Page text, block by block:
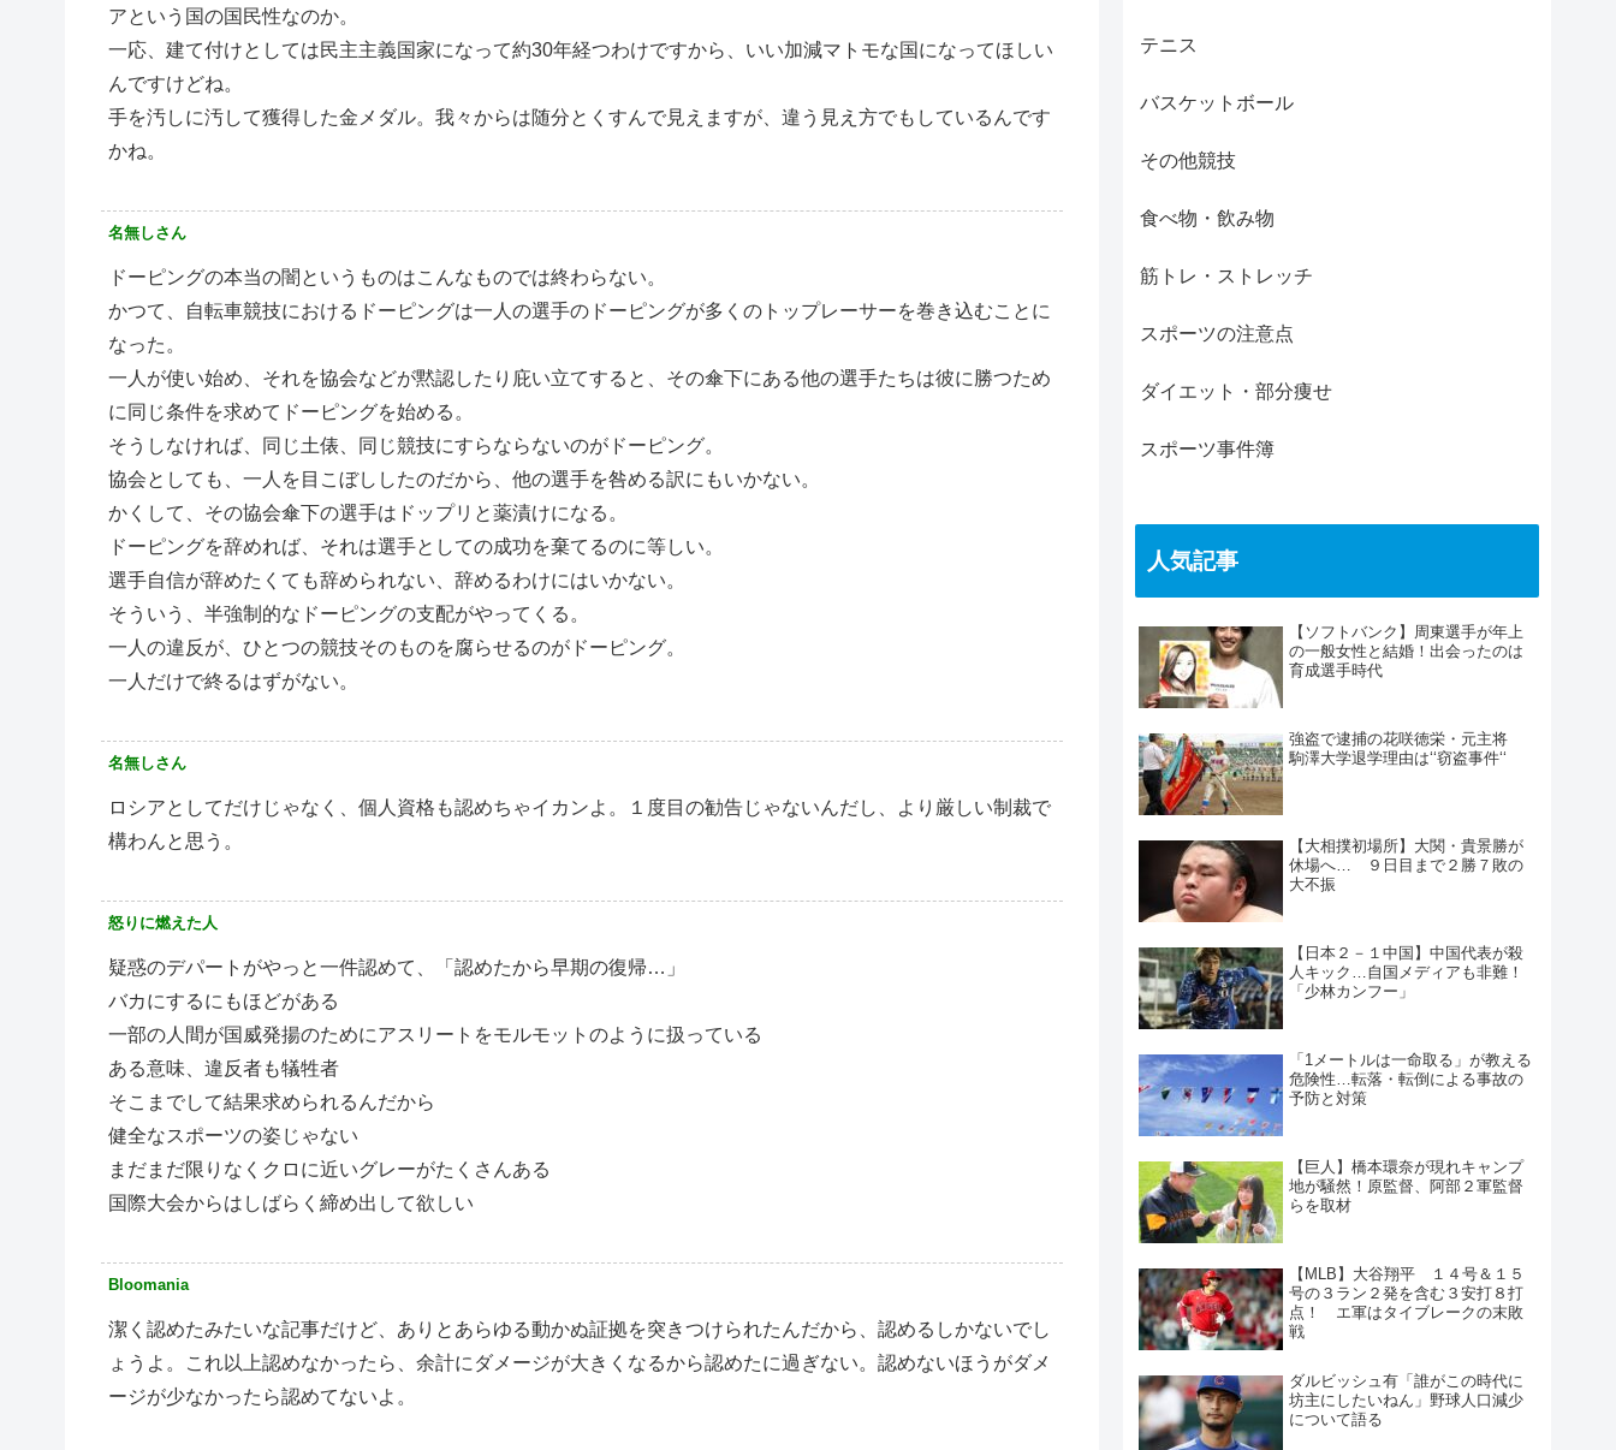
アという国の国民性なのか。
一応、建て付けとしては民主主義国家になって約30年経つわけですから、いい加減マトモな国になってほしい
んですけどね。
手を汚しに汚して獲得した金メダル。我々からは随分とくすんで見えますが、違う見え方でもしているんです
かね。
名無しさん
ドーピングの本当の闇というものはこんなものでは終わらない。
かつて、自転車競技におけるドーピングは一人の選手のドーピングが多くのトップレーサーを巻き込むことに
なった。
一人が使い始め、それを協会などが黙認したり庇い立てすると、その傘下にある他の選手たちは彼に勝つため
に同じ条件を求めてドーピングを始める。
そうしなければ、同じ土俵、同じ競技にすらならないのがドーピング。
協会としても、一人を目こぼししたのだから、他の選手を咎める訳にもいかない。
かくして、その協会傘下の選手はドップリと薬漬けになる。
ドーピングを辞めれば、それは選手としての成功を棄てるのに等しい。
選手自信が辞めたくても辞められない、辞めるわけにはいかない。
そういう、半強制的なドーピングの支配がやってくる。
一人の違反が、ひとつの競技そのものを腐らせるのがドーピング。
一人だけで終るはずがない。
名無しさん
ロシアとしてだけじゃなく、個人資格も認めちゃイカンよ。１度目の勧告じゃないんだし、より厳しい制裁で
構わんと思う。
怒りに燃えた人
疑惑のデパートがやっと一件認めて、「認めたから早期の復帰…」
バカにするにもほどがある
一部の人間が国威発揚のためにアスリートをモルモットのように扱っている
ある意味、違反者も犠牲者
そこまでして結果求められるんだから
健全なスポーツの姿じゃない
まだまだ限りなくクロに近いグレーがたくさんある
国際大会からはしばらく締め出して欲しい
Bloomania
潔く認めたみたいな記事だけど、ありとあらゆる動かぬ証拠を突きつけられたんだから、認めるしかないでし
ょうよ。これ以上認めなかったら、余計にダメージが大きくなるから認めたに過ぎない。認めないほうがダメ
ージが少なかったら認めてないよ。
テニス
バスケットボール
その他競技
食べ物・飲み物
筋トレ・ストレッチ
スポーツの注意点
ダイエット・部分痩せ
スポーツ事件簿
人気記事
【ソフトバンク】周東選手が年上
の一般女性と結婚！出会ったのは
育成選手時代
強盗で逮捕の花咲徳栄・元主将
駒澤大学退学理由は‘‘窃盗事件‘‘
【大相撲初場所】大関・貴景勝が
休場へ… ９日目まで２勝７敗の
大不振
【日本２－１中国】中国代表が殺
人キック…自国メディアも非難！
「少林カンフー」
「1メートルは一命取る」が教える
危険性…転落・転倒による事故の
予防と対策
【巨人】橋本環奈が現れキャンプ
地が騒然！原監督、阿部２軍監督
らを取材
【MLB】大谷翔平 １４号＆１５
号の３ラン２発を含む３安打８打
点！ エ軍はタイブレークの末敗
戦
ダルビッシュ有「誰がこの時代に
坊主にしたいねん」野球人口減少
について語る